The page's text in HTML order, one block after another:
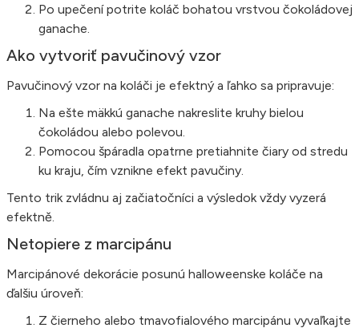
Po upečení potrite koláč bohatou vrstvou čokoládovej
ganache.
Ako vytvoriť pavučinový vzor
Pavučinový vzor na koláči je efektný a ľahko sa pripravuje:
Na ešte mäkkú ganache nakreslite kruhy bielou
čokoládou alebo polevou.
Pomocou špáradla opatrne pretiahnite čiary od stredu
ku kraju, čím vznikne efekt pavučiny.
Tento trik zvládnu aj začiatočníci a výsledok vždy vyzerá
efektně.
Netopiere z marcipánu
Marcipánové dekorácie posunú halloweenske koláče na
ďalšiu úroveň:
Z čierneho alebo tmavofialového marcipánu vyvaľkajte